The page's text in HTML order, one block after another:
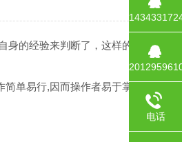
的经验来判断了，这样的
单易行,因而操作者易于掌
电话